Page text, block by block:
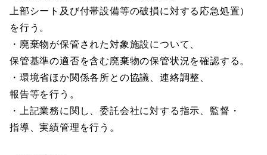
上部シート及び付帯設備等の破損に対する応急処置）
を行う。
・廃棄物が保管された対象施設について、
保管基準の適否を含む廃棄物の保管状況を確認する。
・環境省ほか関係各所との協議、連絡調整、
報告等を行う。
・上記業務に関し、委託会社に対する指示、監督・
指導、実績管理を行う。